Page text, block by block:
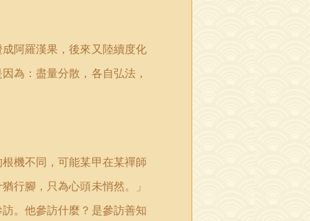
阿羅漢果，後來又陸續度化
為：盡量分散，各自弘法，
機不同，可能某甲在某禪師
行腳，只為心頭未悄然。」
。他參訪什麼？是參訪善知